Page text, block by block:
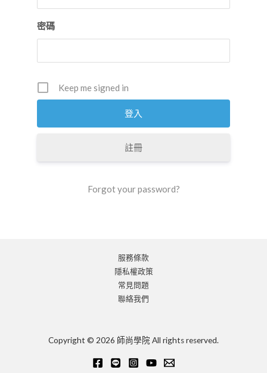
密碼
Keep me signed in
註冊
Forgot your password?
服務條款
隱私權政策
常見問題
聯絡我們
Copyright © 2026 師尚學院 All rights reserved.